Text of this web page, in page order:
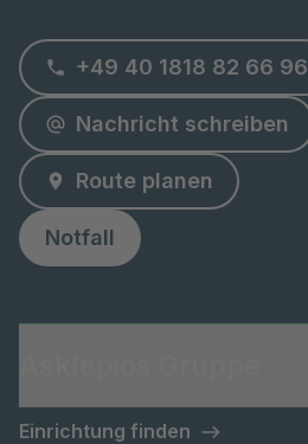
+49 40 1818 82 66 96
Nachricht schreiben
Route planen
Notfall
Einrichtung finden